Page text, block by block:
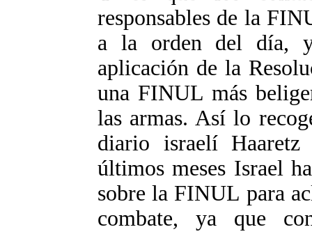
responsables de la
a la orden del día,
aplicación de la
una FINUL más
las armas. Así lo
diario israelí
últimos meses Israel
sobre la FINUL para
combate, ya que